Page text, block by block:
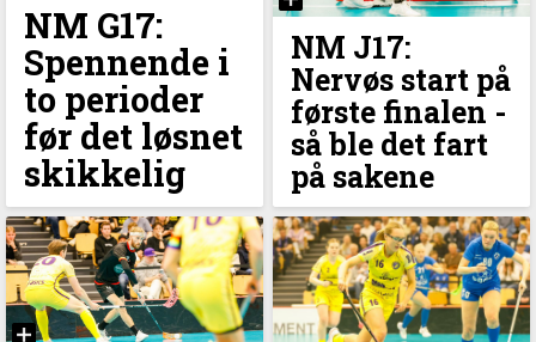
NM G17:
Spennende i
to perioder
før det løsnet
skikkelig
NM J17:
Nervøs start på
første finalen -
så ble det fart
på sakene